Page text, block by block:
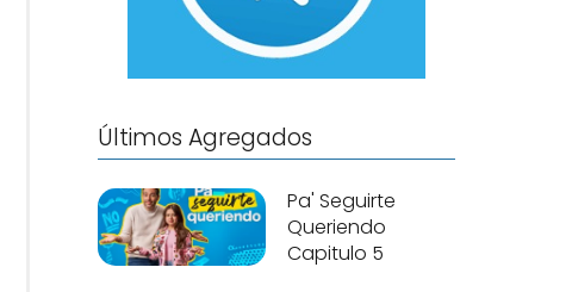
Últimos Agregados
Pa' Seguirte
Queriendo
Capitulo 5